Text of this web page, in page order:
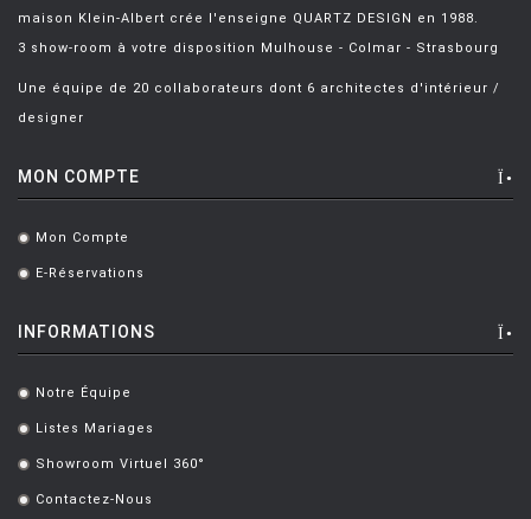
maison Klein-Albert crée l'enseigne QUARTZ DESIGN en 1988.
3 show-room à votre disposition Mulhouse - Colmar - Strasbourg
Une équipe de 20 collaborateurs dont 6 architectes d'intérieur /
designer
MON COMPTE
. Mon Compte
. E-Réservations
INFORMATIONS
. Notre Équipe
. Listes Mariages
. Showroom Virtuel 360°
. Contactez-Nous